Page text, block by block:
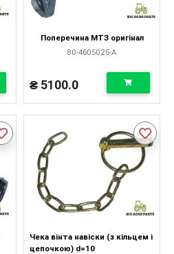
Поперечина МТЗ оригінал
80-4605025-А
₴ 5100.0
Чека вінта навіски (з кільцем і
цепочкою) d=10